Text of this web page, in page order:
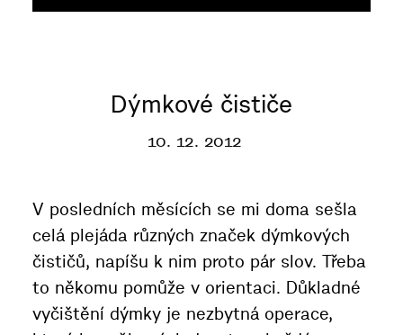
Dýmkové čističe
10. 12. 2012
V posledních měsících se mi doma sešla
celá plejáda různých značek dýmkových
čističů, napíšu k nim proto pár slov. Třeba
to někomu pomůže v orientaci. Důkladné
vyčištění dýmky je nezbytná operace,